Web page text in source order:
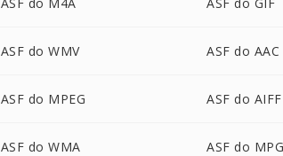
ASF do WMV ASF do AAC
ASF do MPEG ASF do AIFF
ASF do WMA ASF do MPG